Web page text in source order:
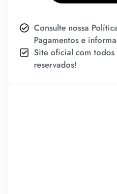
Consulte nossa
Pagamentos e
Site oficial com
reservados!